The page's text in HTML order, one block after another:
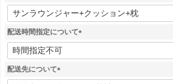
(
必
須
配送時間指定について
(
配送先について